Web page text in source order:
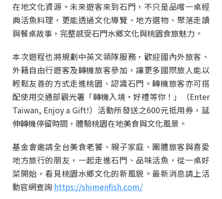
在地文化資源。未來遊客來到石門，不只是品嚐一桌經
典活魚料理，更能透過文化導覽、地方選物、聚落走讀
與餐桌故事，完整感受石門水鄉文化與桃園食旅魅力。
本次遊程也將規劃中英文領隊服務，歡迎國內外旅客、
外籍自由行遊客及轉機旅客參加，讓更多國際旅人能以
輕鬆友善的方式走進桃園、認識石門。轉機旅客亦可搭
配使用交通部觀光署「轉機入境・好禮等你！」（Enter
Taiwan, Enjoy a Gift!）活動所發送之600元抵用券，延
伸轉機停留時間，體驗桃園在地美食與文化風景。
基金會邀請全台美食老饕、親子家庭、團體旅客與喜愛
地方旅行的朋友，一起走進石門、品味活魚，從一桌好
菜開始，看見桃園水鄉文化的新風貌。最新消息請上活
動官網查詢 https://shimenfish.com/